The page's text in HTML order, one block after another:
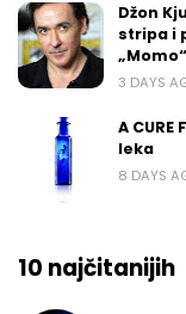
Džon
stripa i
„Momo“
3 DAYS
A CURE
leka
8 DAYS
10 najčitanijih